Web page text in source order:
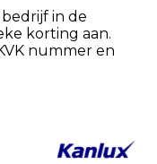
in de
korting aan.
nummer en